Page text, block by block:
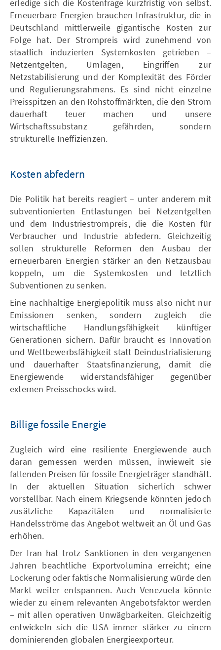
erledige sich die Kostenfrage kurzfristig von selbst.
Erneuerbare Energien brauchen Infrastruktur, die in
Deutschland mittlerweile gigantische Kosten zur
Folge hat. Der Strompreis wird zunehmend von
staatlich induzierten Systemkosten getrieben –
Netzentgelten, Umlagen, Eingriffen zur
Netzstabilisierung und der Komplexität des Förder
und Regulierungsrahmens. Es sind nicht einzelne
Preisspitzen an den Rohstoffmärkten, die den Strom
dauerhaft teuer machen und unsere
Wirtschaftssubstanz gefährden, sondern
strukturelle Ineffizienzen.
Kosten abfedern
Die Politik hat bereits reagiert – unter anderem mit
subventionierten Entlastungen bei Netzentgelten
und dem Industriestrompreis, die die Kosten für
Verbraucher und Industrie abfedern. Gleichzeitig
sollen strukturelle Reformen den Ausbau der
erneuerbaren Energien stärker an den Netzausbau
koppeln, um die Systemkosten und letztlich
Subventionen zu senken.
Eine nachhaltige Energiepolitik muss also nicht nur
Emissionen senken, sondern zugleich die
wirtschaftliche Handlungsfähigkeit künftiger
Generationen sichern. Dafür braucht es Innovation
und Wettbewerbsfähigkeit statt Deindustrialisierung
und dauerhafter Staatsfinanzierung, damit die
Energiewende widerstandsfähiger gegenüber
externen Preisschocks wird.
Billige fossile Energie
Zugleich wird eine resiliente Energiewende auch
daran gemessen werden müssen, inwieweit sie
fallenden Preisen für fossile Energieträger standhält.
In der aktuellen Situation sicherlich schwer
vorstellbar. Nach einem Kriegsende könnten jedoch
zusätzliche Kapazitäten und normalisierte
Handelsströme das Angebot weltweit an Öl und Gas
erhöhen.
Der Iran hat trotz Sanktionen in den vergangenen
Jahren beachtliche Exportvolumina erreicht; eine
Lockerung oder faktische Normalisierung würde den
Markt weiter entspannen. Auch Venezuela könnte
wieder zu einem relevanten Angebotsfaktor werden
– mit allen operativen Unwägbarkeiten. Gleichzeitig
entwickeln sich die USA immer stärker zu einem
dominierenden globalen Energieexporteur.